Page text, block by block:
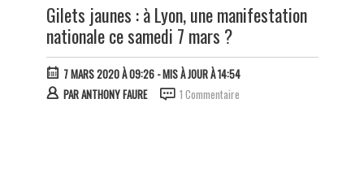
Gilets jaunes : à Lyon, une manifestation
nationale ce samedi 7 mars ?
7 MARS 2020 À 09:26- MIS À JOUR À 14:54
PARANTHONY FAURE 1 Commentaire